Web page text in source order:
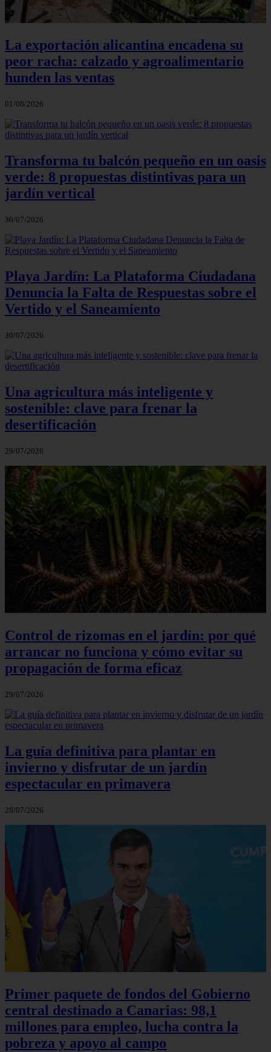
La exportación alicantina encadena su
peor racha: calzado y agroalimentario
hunden las ventas
01/08/2026
Transforma tu balcón pequeño en un oasis
verde: 8 propuestas distintivas para un
jardín vertical
30/07/2026
Playa Jardín: La Plataforma Ciudadana
Denuncia la Falta de Respuestas sobre el
Vertido y el Saneamiento
30/07/2026
Una agricultura más inteligente y
sostenible: clave para frenar la
desertificación
29/07/2026
Control de rizomas en el jardín: por qué
arrancar no funciona y cómo evitar su
propagación de forma eficaz
29/07/2026
La guía definitiva para plantar en
invierno y disfrutar de un jardín
espectacular en primavera
28/07/2026
Primer paquete de fondos del Gobierno
central destinado a Canarias: 98,1
millones para empleo, lucha contra la
pobreza y apoyo al campo